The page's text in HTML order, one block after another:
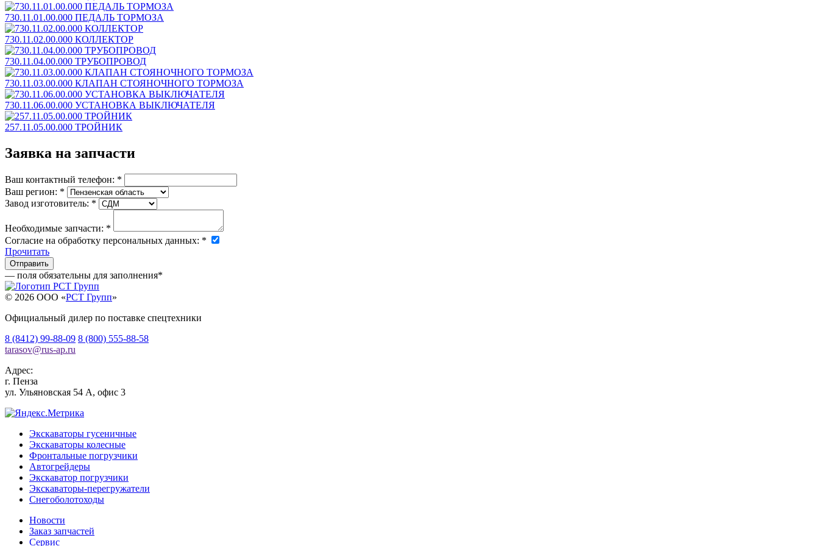
730.11.01.00.000 ПЕДАЛЬ ТОРМОЗА
730.11.02.00.000 КОЛЛЕКТОР
730.11.04.00.000 ТРУБОПРОВОД
730.11.03.00.000 КЛАПАН СТОЯНОЧНОГО ТОРМОЗА
730.11.06.00.000 УСТАНОВКА ВЫКЛЮЧАТЕЛЯ
257.11.05.00.000 ТРОЙНИК
Заявка на запчасти
Ваш контактный телефон: *
Ваш регион: *
Завод изготовитель: *
Необходимые запчасти: *
Согласие на обработку персональных данных: *
Прочитать
— поля обязательны для заполнения*
© 2026 OOO «РСТ Групп»
Официальный дилер по поставке спецтехники
8 (8412) 99-88-09 8 (800) 555-88-58
tarasov@rus-ap.ru
Адрес:
г. Пенза
ул. Ульяновская 54 А, офис 3
Экскаваторы гусеничные
Экскаваторы колесные
Фронтальные погрузчики
Автогрейдеры
Экскаватор погрузчики
Экскаваторы-перегружатели
Снегоболотоходы
Новости
Заказ запчастей
Сервис